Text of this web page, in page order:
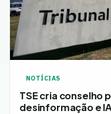
NOTÍCIAS
TSE cria conselho
desinformação e